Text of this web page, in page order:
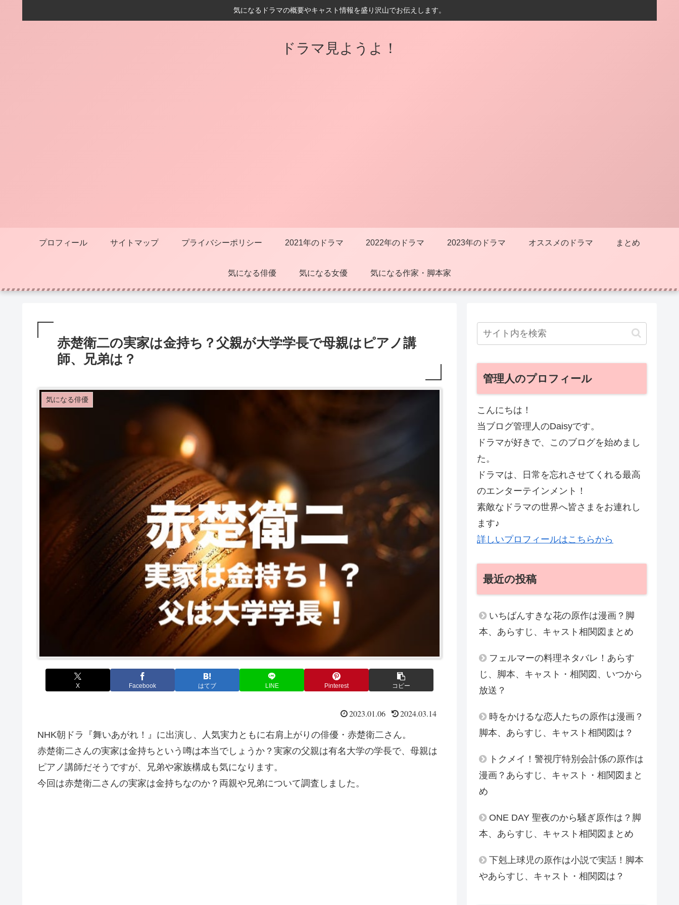
気になるドラマの概要やキャスト情報を盛り沢山でお伝えします。
ドラマ見ようよ！
プロフィール サイトマップ プライバシーポリシー 2021年のドラマ 2022年のドラマ 2023年のドラマ オススメのドラマ まとめ
気になる俳優 気になる女優 気になる作家・脚本家
赤楚衛二の実家は金持ち？父親が大学学長で母親はピアノ講
師、兄弟は？
気になる俳優
X Facebook はてブ LINE Pinterest コピー
2023.01.06 2024.03.14
NHK朝ドラ『舞いあがれ！』に出演し、人気実力ともに右肩上がりの俳優・赤楚衛二さん。
赤楚衛二さんの実家は金持ちという噂は本当でしょうか？実家の父親は有名大学の学長で、母親は
ピアノ講師だそうですが、兄弟や家族構成も気になります。
今回は赤楚衛二さんの実家は金持ちなのか？両親や兄弟について調査しました。
管理人のプロフィール
こんにちは！
当ブログ管理人のDaisyです。
ドラマが好きで、このブログを始めまし
た。
ドラマは、日常を忘れさせてくれる最高
のエンターテインメント！
素敵なドラマの世界へ皆さまをお連れし
ます♪
詳しいプロフィールはこちらから
最近の投稿
いちばんすきな花の原作は漫画？脚
本、あらすじ、キャスト相関図まとめ
フェルマーの料理ネタバレ！あらす
じ、脚本、キャスト・相関図、いつから
放送？
時をかけるな恋人たちの原作は漫画？
脚本、あらすじ、キャスト相関図は？
トクメイ！警視庁特別会計係の原作は
漫画？あらすじ、キャスト・相関図まと
め
ONE DAY 聖夜のから騒ぎ原作は？脚
本、あらすじ、キャスト相関図まとめ
下剋上球児の原作は小説で実話！脚本
やあらすじ、キャスト・相関図は？